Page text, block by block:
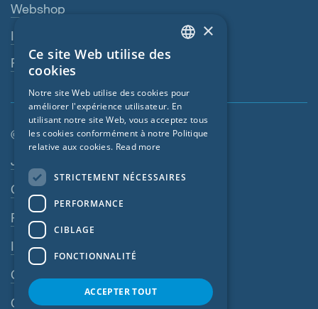
Webshop
Interlocuteur
Revendeurs
© SIGA 2026
Jobs
Contact
Règles de confidentialité
Impressum
CGV
CGA
ENGLISH
FRENCH
CZECH
LATVIAN
NORWEGIAN
×
Ce site Web utilise des
cookies
Notre site Web utilise des cookies pour
améliorer l'expérience utilisateur. En
utilisant notre site Web, vous acceptez tous
les cookies conformément à notre Politique
relative aux cookies. Read more
STRICTEMENT NÉCESSAIRES
PERFORMANCE
CIBLAGE
FONCTIONNALITÉ
ACCEPTER TOUT